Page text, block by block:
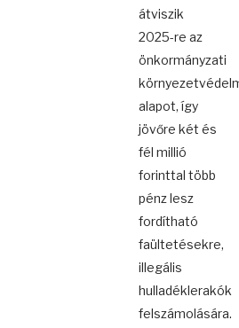
átviszik
2025-re az
önkormányzati
alapot, így
jövőre két és
fél millió
forinttal több
pénz lesz
fordítható
faültetésekre,
illegális
hulladéklerakók
felszámolására.